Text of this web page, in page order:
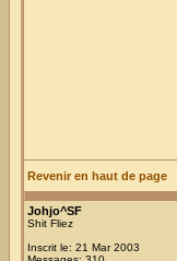
Revenir en haut de page
Johjo^SF
Shit Fliez
Inscrit le: 21 Mar 2003